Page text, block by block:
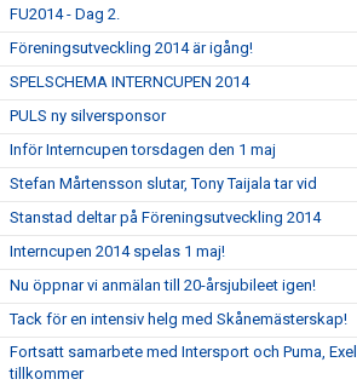
FU2014 - Dag 2.
Föreningsutveckling 2014 är igång!
SPELSCHEMA INTERNCUPEN 2014
PULS ny silversponsor
Inför Interncupen torsdagen den 1 maj
Stefan Mårtensson slutar, Tony Taijala tar vid
Stanstad deltar på Föreningsutveckling 2014
Interncupen 2014 spelas 1 maj!
Nu öppnar vi anmälan till 20-årsjubileet igen!
Tack för en intensiv helg med Skånemästerskap!
Fortsatt samarbete med Intersport och Puma, Exel
tillkommer